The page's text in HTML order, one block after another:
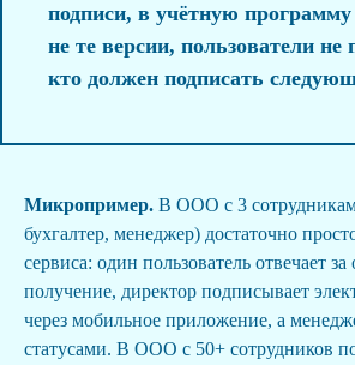
подписи, в учётную
не те версии, пользователи не
кто должен подписать
Микропример. В ООО с 3
бухгалтер, менеджер) достаточно
сервиса: один пользователь отвечает за
получение, директор подписывает
через мобильное приложение, а
статусами. В ООО с 50+ сотрудников